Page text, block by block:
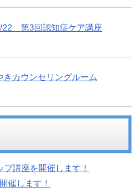
22 第3回認知症ケア講座
きカウンセリングルーム
講座を開催します！
催します！